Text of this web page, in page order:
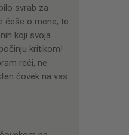
svrab za
češe o mene, te
koji svoja
kritikom!
reći, ne
čovek na vas